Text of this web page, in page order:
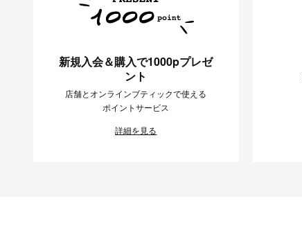
新規入会＆購入で1000pプレゼ
ント
店舗とオンラインブティックで使える
ポイントサービス
詳細を見る